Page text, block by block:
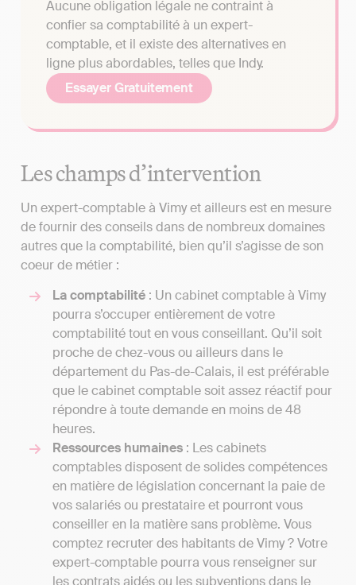
Aucune obligation légale ne contraint à
confier sa comptabilité à un expert-
comptable, et il existe des alternatives en
ligne plus abordables, telles que Indy.
Essayer Gratuitement
Les champs d’intervention
Un expert-comptable à Vimy et ailleurs est en mesure
de fournir des conseils dans de nombreux domaines
autres que la comptabilité, bien qu’il s’agisse de son
coeur de métier :
La comptabilité : Un cabinet comptable à Vimy
pourra s’occuper entièrement de votre
comptabilité tout en vous conseillant. Qu’il soit
proche de chez-vous ou ailleurs dans le
département du Pas-de-Calais, il est préférable
que le cabinet comptable soit assez réactif pour
répondre à toute demande en moins de 48
heures.
Ressources humaines : Les cabinets
comptables disposent de solides compétences
en matière de législation concernant la paie de
vos salariés ou prestataire et pourront vous
conseiller en la matière sans problème. Vous
comptez recruter des habitants de Vimy ? Votre
expert-comptable pourra vous renseigner sur
les contrats aidés ou les subventions dans le